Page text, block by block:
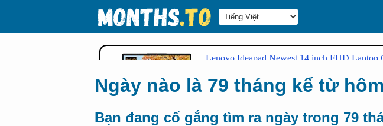
Ngày nào là 79 tháng kể từ
Bạn đang cố gắng tìm ra ngày trong 79